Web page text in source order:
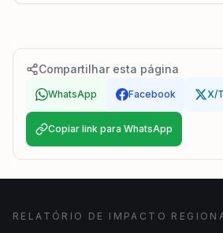
Compartilhar esta página
WhatsApp Facebook X/
Copiar link para WhatsApp
RELATÓRIO DE IMPACTO